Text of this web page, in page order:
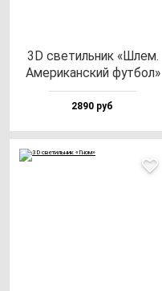
3D све­тиль­ник «Шлем.
Аме­ри­кан­ский фут­бол»
2890 руб